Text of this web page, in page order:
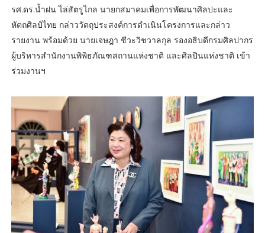
รศ.ดร.น้ำฝน ไล่สัตรูไกล นายกสมาคมเพื่อการพัฒนาศิลปะและ
หัตถศิลป์ไทย กล่าววัตถุประสงค์การดำเนินโครงการและกล่าว
รายงาน พร้อมด้วย นายเจษฎา ชีวะวิชวาลกุล รองอธิบดีกรมศิลปากร
ผู้บริหารสำนักงานพิพิธภัณฑสถานแห่งชาติ และศิลปินแห่งชาติ เข้า
ร่วมงานฯ